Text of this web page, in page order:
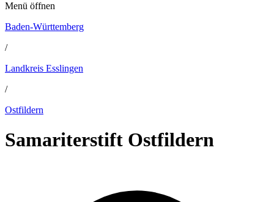
Menü öffnen
Baden-Württemberg
/
Landkreis Esslingen
/
Ostfildern
Samariterstift Ostfildern